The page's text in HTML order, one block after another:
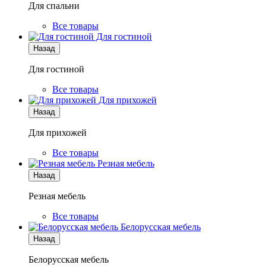
Для спальни
Все товары
Для гостиной
Назад
Для гостиной
Все товары
Для прихожей
Назад
Для прихожей
Все товары
Резная мебель
Назад
Резная мебель
Все товары
Белорусская мебель
Назад
Белорусская мебель